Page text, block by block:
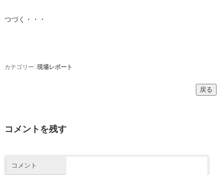
つづく・・・
カテゴリー: 現場レポート
コメントを残す
コメント